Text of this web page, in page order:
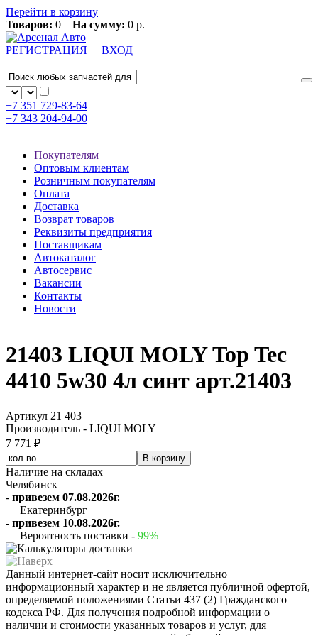
Перейти в корзину
Товаров: 0 На сумму: 0 р.
РЕГИСТРАЦИЯ ВХОД
+7 351 729-83-64
+7 343 204-94-00
Покупателям
Оптовым клиентам
Розничным покупателям
Оплата
Доставка
Возврат товаров
Реквизиты предприятия
Поставщикам
Автокаталог
Автосервис
Вакансии
Контакты
Новости
21403 LIQUI MOLY Top Tec
4410 5w30 4л синт арт.21403
Артикул 21 403
Производитель - LIQUI MOLY
7 771 ₽
Наличие на складах
Челябинск
- привезем 07.08.2026г.
Екатеринбург
- привезем 10.08.2026г.
Вероятность поставки - 99%
Данный интернет-сайт носит исключительно
информационный характер и не является публичной офертой,
определяемой положениями Статьи 437 (2) Гражданского
кодекса РФ. Для получения подробной информации о
наличии и стоимости указанных товаров и услуг, для